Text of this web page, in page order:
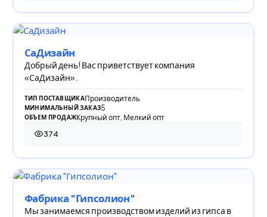
СаДизайн
Добрый день! Вас приветствует компания
«СаДизайн».
ТИП ПОСТАВЩИКАПроизводитель
МИНИМАЛЬНЫЙ ЗАКАЗ5
ОБЪЕМ ПРОДАЖКрупный опт, Мелкий опт
374
374 просмотра
Фабрика "Гипсолион"
Мы занимаемся производством изделий из гипса в